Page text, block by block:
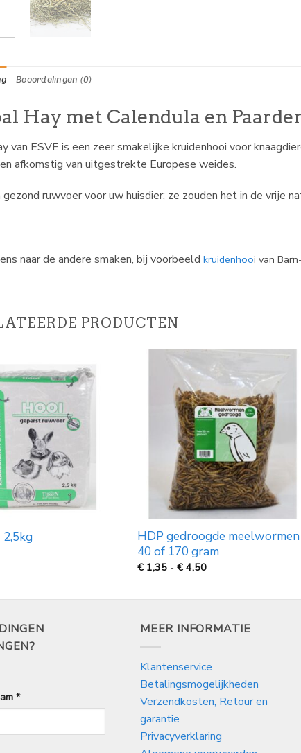
Beoordelingen (0)
Hay met Calendula en
van ESVE is een zeer smakelijke kruidenhooi voor
afkomstig van uitgestrekte Europese weides.
gezond ruwvoer voor uw huisdier; ze zouden het in de vrije
naar de andere smaken, bij voorbeeld kruidenhooi van
PRODUCTEN
2,5kg
HDP gedroogde meelwormen
40 of 170 gram
€ 1,35 - €4,50Prijsklasse:
*
MEER INFORMATIE
Klantenservice
Betalingsmogelijkheden
Verzendkosten, Retour en
garantie
Privacyverklaring